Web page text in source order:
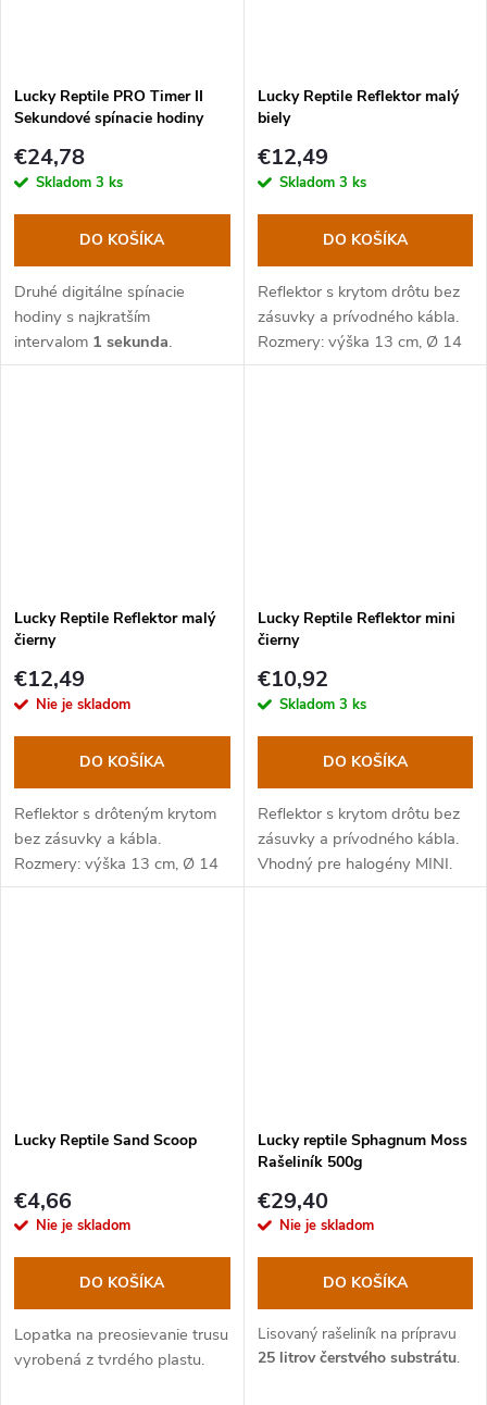
Lucky Reptile PRO Timer II
Sekundové spínacie hodiny
€24,78
Skladom 3 ks
DO KOŠÍKA
Druhé digitálne spínacie
hodiny s najkratším
intervalom 1 sekunda.
Lucky Reptile Reflektor malý
biely
€12,49
Skladom 3 ks
DO KOŠÍKA
Reflektor s krytom drôtu bez
zásuvky a prívodného kábla.
Rozmery: výška 13 cm, Ø 14
cm.
Lucky Reptile Reflektor malý
čierny
€12,49
Nie je skladom
DO KOŠÍKA
Reflektor s drôteným krytom
bez zásuvky a kábla.
Rozmery: výška 13 cm, Ø 14
cm.
Lucky Reptile Reflektor mini
čierny
€10,92
Skladom 3 ks
DO KOŠÍKA
Reflektor s krytom drôtu bez
zásuvky a prívodného kábla.
Vhodný pre halogény MINI.
Rozmery: výška 12 cm, Ø
Lucky Reptile Sand Scoop
€4,66
Nie je skladom
DO KOŠÍKA
Lopatka na preosievanie trusu
vyrobená z tvrdého plastu.
Lucky reptile Sphagnum Moss
Rašeliník 500g
€29,40
Nie je skladom
DO KOŠÍKA
Lisovaný rašeliník na prípravu
25 litrov čerstvého substrátu.